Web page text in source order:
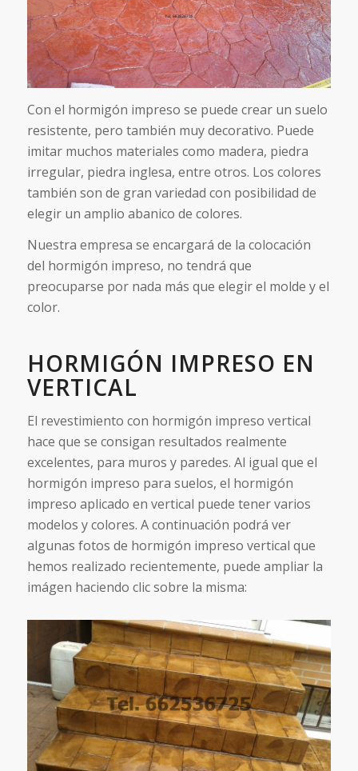
Con el hormigón impreso se puede crear un suelo
resistente, pero también muy decorativo. Puede
imitar muchos materiales como madera, piedra
irregular, piedra inglesa, entre otros. Los colores
también son de gran variedad con posibilidad de
elegir un amplio abanico de colores.
Nuestra empresa se encargará de la colocación
del hormigón impreso, no tendrá que
preocuparse por nada más que elegir el molde y el
color.
HORMIGÓN IMPRESO EN
VERTICAL
El revestimiento con hormigón impreso vertical
hace que se consigan resultados realmente
excelentes, para muros y paredes. Al igual que el
hormigón impreso para suelos, el hormigón
impreso aplicado en vertical puede tener varios
modelos y colores. A continuación podrá ver
algunas fotos de hormigón impreso vertical que
hemos realizado recientemente, puede ampliar la
imágen haciendo clic sobre la misma: